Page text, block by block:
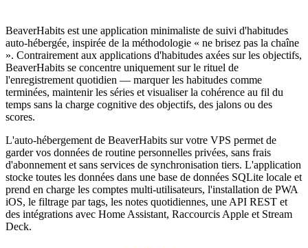
BeaverHabits est une application minimaliste de suivi d'habitudes
auto-hébergée, inspirée de la méthodologie « ne brisez pas la chaîne
». Contrairement aux applications d'habitudes axées sur les objectifs,
BeaverHabits se concentre uniquement sur le rituel de
l'enregistrement quotidien — marquer les habitudes comme
terminées, maintenir les séries et visualiser la cohérence au fil du
temps sans la charge cognitive des objectifs, des jalons ou des
scores.
L'auto-hébergement de BeaverHabits sur votre VPS permet de
garder vos données de routine personnelles privées, sans frais
d'abonnement et sans services de synchronisation tiers. L'application
stocke toutes les données dans une base de données SQLite locale et
prend en charge les comptes multi-utilisateurs, l'installation de PWA
iOS, le filtrage par tags, les notes quotidiennes, une API REST et
des intégrations avec Home Assistant, Raccourcis Apple et Stream
Deck.